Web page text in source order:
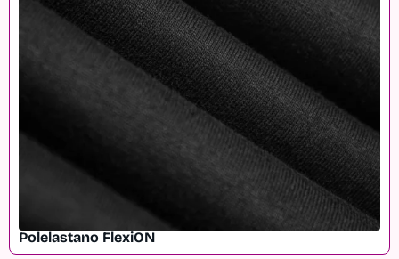
Polelastano FlexiON